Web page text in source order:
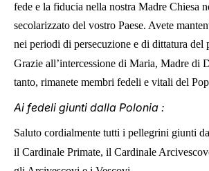
fede e la fiducia nella nostra Madre Chiesa
secolarizzato del vostro Paese. Avete
nei periodi di persecuzione e di dittatura del
Grazie all’intercessione di Maria, Madre di
tanto, rimanete membri fedeli e vitali del
Ai fedeli giunti dalla Polonia :
Saluto cordialmente tutti i pellegrini giunti
il Cardinale Primate, il Cardinale